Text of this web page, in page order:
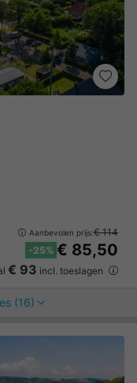
Aanbevolen prijs:€ 114
-25% € 85,50
€ 93 incl. toeslagen
(16)